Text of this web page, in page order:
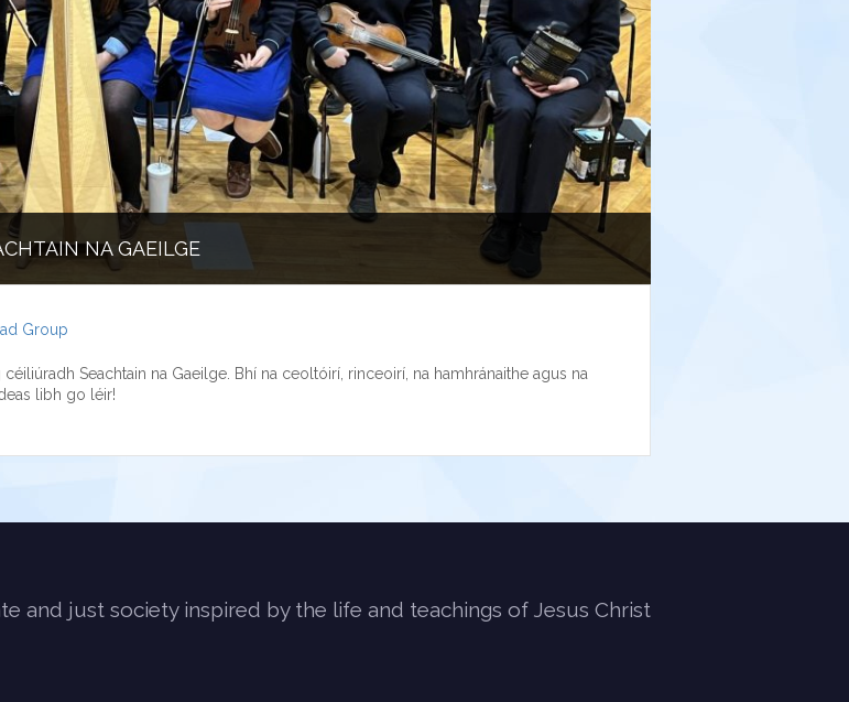
NA GAEILGE
Group
Seachtain na Gaeilge. Bhí na ceoltóirí, rinceoirí, na hamhránaithe agus na
libh go léir!
and just society inspired by the life and teachings of Jesus Christ